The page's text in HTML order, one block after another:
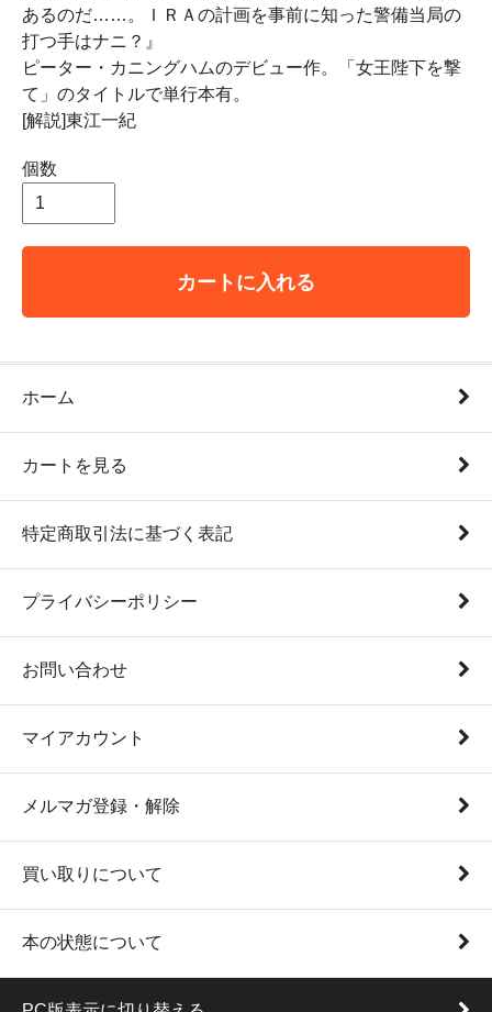
あるのだ……。ＩＲＡの計画を事前に知った警備当局の
打つ手はナニ？』
ピーター・カニングハムのデビュー作。「女王陛下を撃
て」のタイトルで単行本有。
[解説]東江一紀
個数
カートに入れる
ホーム
カートを見る
特定商取引法に基づく表記
プライバシーポリシー
お問い合わせ
マイアカウント
メルマガ登録・解除
買い取りについて
本の状態について